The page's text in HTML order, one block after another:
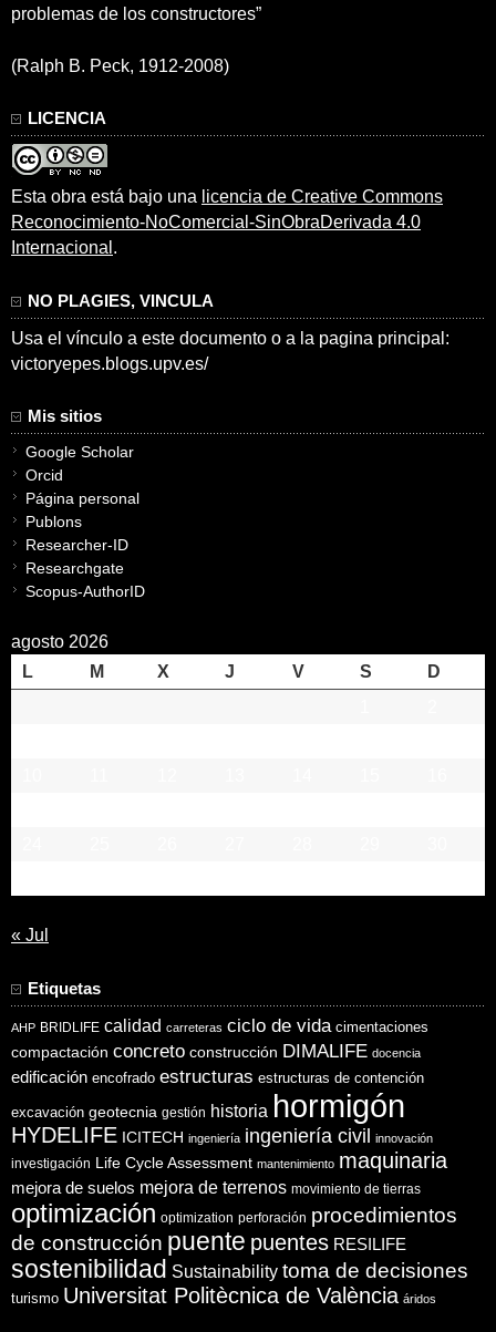
problemas de los constructores”
(Ralph B. Peck, 1912-2008)
LICENCIA
Esta obra está bajo una licencia de Creative Commons
Reconocimiento-NoComercial-SinObraDerivada 4.0
Internacional .
NO PLAGIES, VINCULA
Usa el vínculo a este documento o a la pagina principal:
victoryepes.blogs.upv.es/
Mis sitios
Google Scholar
Orcid
Página personal
Publons
Researcher-ID
Researchgate
Scopus-AuthorID
agosto 2026
L
M X J V S
D
« Jul
Etiquetas
AHP BRIDLIFE calidad carreteras ciclo de vida cimentaciones
compactación concreto construcción DIMALIFE docencia
edificación encofrado estructuras estructuras de contención
excavación geotecnia gestión historia hormigón
HYDELIFE ICITECH ingeniería ingeniería civil innovación
investigación Life Cycle Assessment mantenimiento maquinaria
mejora de suelos mejora de terrenos movimiento de tierras
optimización optimization perforación procedimientos
de construcción puente puentes RESILIFE
sostenibilidad Sustainability toma de decisiones
turismo Universitat Politècnica de València áridos